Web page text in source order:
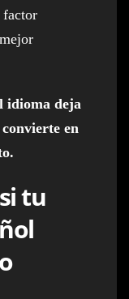
factor
idioma deja
en
tu